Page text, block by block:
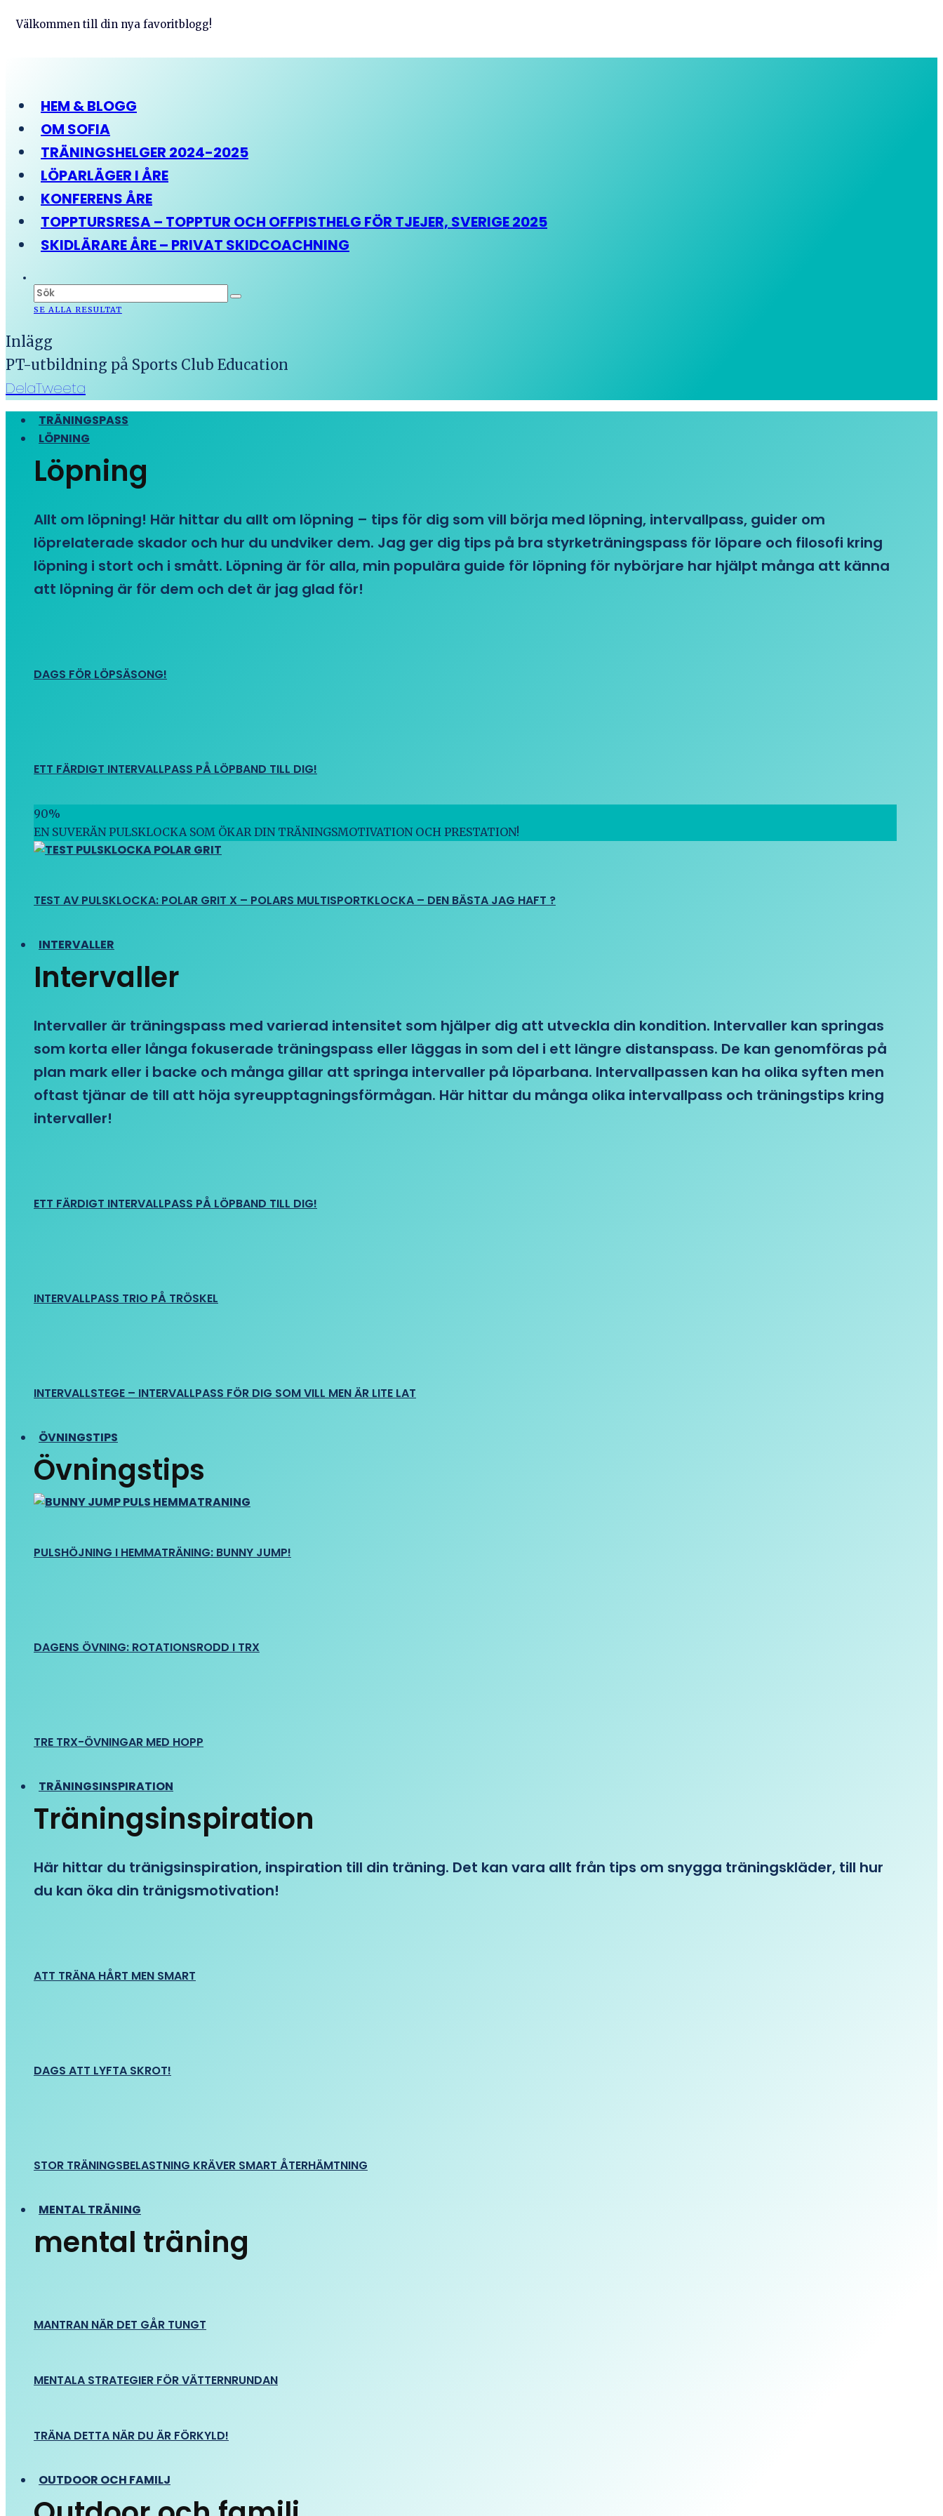
Välkommen till din nya favoritblogg!
HEM & BLOGG
OM SOFIA
TRÄNINGSHELGER 2024-2025
LÖPARLÄGER I ÅRE
KONFERENS ÅRE
TOPPTURSRESA – TOPPTUR OCH OFFPISTHELG FÖR TJEJER, SVERIGE 2025
SKIDLÄRARE ÅRE – PRIVAT SKIDCOACHNING
SE ALLA RESULTAT
Inlägg
PT-utbildning på Sports Club Education
DelaTweeta
TRÄNINGSPASS
LÖPNING
Löpning
Allt om löpning! Här hittar du allt om löpning – tips för dig som vill börja med löpning, intervallpass, guider om
löprelaterade skador och hur du undviker dem. Jag ger dig tips på bra styrketräningspass för löpare och filosofi kring
löpning i stort och i smått. Löpning är för alla, min populära guide för löpning för nybörjare har hjälpt många att känna
att löpning är för dem och det är jag glad för!
DAGS FÖR LÖPSÄSONG!
ETT FÄRDIGT INTERVALLPASS PÅ LÖPBAND TILL DIG!
90%
EN SUVERÄN PULSKLOCKA SOM ÖKAR DIN TRÄNINGSMOTIVATION OCH PRESTATION!
TEST AV PULSKLOCKA: POLAR GRIT X – POLARS MULTISPORTKLOCKA – DEN BÄSTA JAG HAFT ?
INTERVALLER
Intervaller
Intervaller är träningspass med varierad intensitet som hjälper dig att utveckla din kondition. Intervaller kan springas
som korta eller långa fokuserade träningspass eller läggas in som del i ett längre distanspass. De kan genomföras på
plan mark eller i backe och många gillar att springa intervaller på löparbana. Intervallpassen kan ha olika syften men
oftast tjänar de till att höja syreupptagningsförmågan. Här hittar du många olika intervallpass och träningstips kring
intervaller!
ETT FÄRDIGT INTERVALLPASS PÅ LÖPBAND TILL DIG!
INTERVALLPASS TRIO PÅ TRÖSKEL
INTERVALLSTEGE – INTERVALLPASS FÖR DIG SOM VILL MEN ÄR LITE LAT
ÖVNINGSTIPS
Övningstips
PULSHÖJNING I HEMMATRÄNING: BUNNY JUMP!
DAGENS ÖVNING: ROTATIONSRODD I TRX
TRE TRX-ÖVNINGAR MED HOPP
TRÄNINGSINSPIRATION
Träningsinspiration
Här hittar du tränigsinspiration, inspiration till din träning. Det kan vara allt från tips om snygga träningskläder, till hur
du kan öka din tränigsmotivation!
ATT TRÄNA HÅRT MEN SMART
DAGS ATT LYFTA SKROT!
STOR TRÄNINGSBELASTNING KRÄVER SMART ÅTERHÄMTNING
MENTAL TRÄNING
mental träning
MANTRAN NÄR DET GÅR TUNGT
MENTALA STRATEGIER FÖR VÄTTERNRUNDAN
TRÄNA DETTA NÄR DU ÄR FÖRKYLD!
OUTDOOR OCH FAMILJ